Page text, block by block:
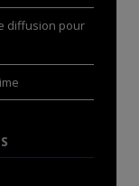
diffusion pour